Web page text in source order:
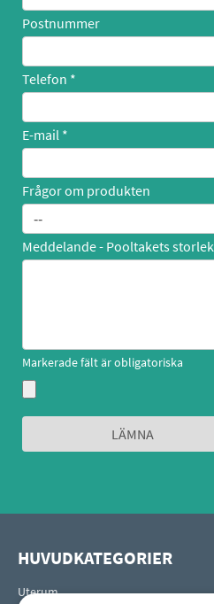
Postnummer
Telefon
E-mail
Frågor om produkten
Meddelande - Pooltakets
Markerade fält är obligatoriska
HUVUDKATEGORIER
Uterum